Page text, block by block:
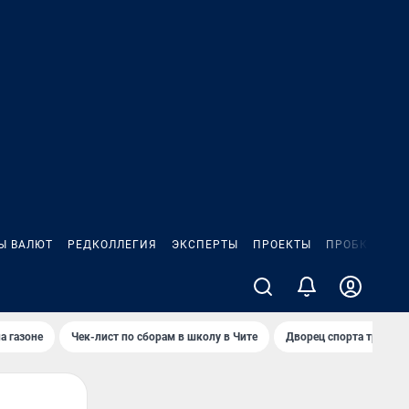
ВАЛЮТ РЕДКОЛЛЕГИЯ ЭКСПЕРТЫ ПРОЕКТЫ ПРОБКИ
газоне Чек-лист по сборам в школу в Чите Дворец спорта